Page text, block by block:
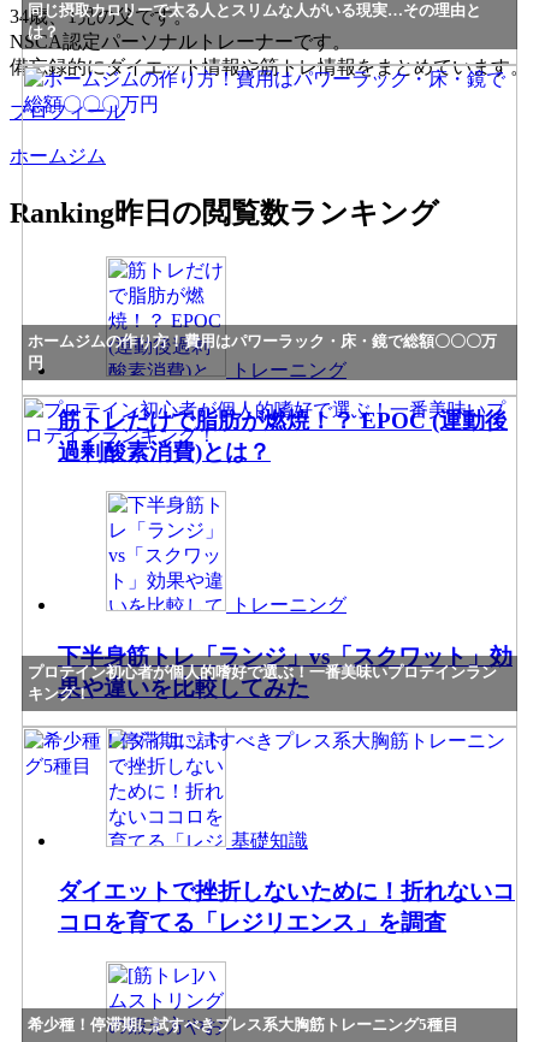
同じ摂取カロリーで太る人とスリムな人がいる現実…その理由と
は？
ホームジムの作り方！費用はパワーラック・床・鏡で総額〇〇〇万
円
プロテイン初心者が個人的嗜好で選ぶ！一番美味いプロテインラン
キング！
希少種！停滞期に試すべきプレス系大胸筋トレーニング5種目
34歳、1児の父です。
NSCA認定パーソナルトレーナーです。
備忘録的にダイエット情報や筋トレ情報をまとめています。
プロフィール
ホームジム
Ranking昨日の閲覧数ランキング
トレーニング
筋トレだけで脂肪が燃焼！？ EPOC (運動後
過剰酸素消費)とは？
トレーニング
下半身筋トレ「ランジ」vs「スクワット」効
果や違いを比較してみた
基礎知識
ダイエットで挫折しないために！折れないコ
コロを育てる「レジリエンス」を調査